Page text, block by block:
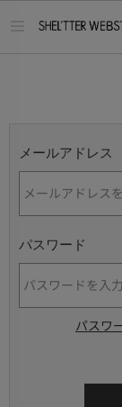
メールアドレス
パスワード
パスワ